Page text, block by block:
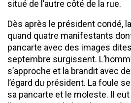
situé de l’autre côté de la rue.
Dès après le président condé,
quand quatre manifestants
pancarte avec des images
septembre surgissent.
s’approche et la brandit avec
l’égard du président. La foule
sa pancarte et le moleste. Il